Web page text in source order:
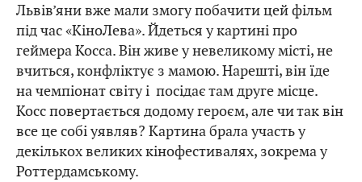
Львів’яни вже мали змогу побачити цей фільм
під час «КіноЛева». Йдеться у картині про
геймера Косса. Він живе у невеликому місті, не
вчиться, конфліктує з мамою. Нарешті, він їде
на чемпіонат світу і посідає там друге місце.
Косс повертається додому героєм, але чи так він
все це собі уявляв? Картина брала участь у
декількох великих кінофестивалях, зокрема у
Роттердамському.